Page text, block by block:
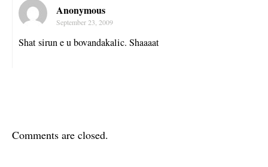
Anonymous
September 23, 2009
Shat sirun e u bovandakalic. Shaaaat
Comments are closed.